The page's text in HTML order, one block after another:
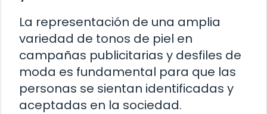
La representación de una amplia
variedad de tonos de piel en
campañas publicitarias y desfiles de
moda es fundamental para que las
personas se sientan identificadas y
aceptadas en la sociedad.